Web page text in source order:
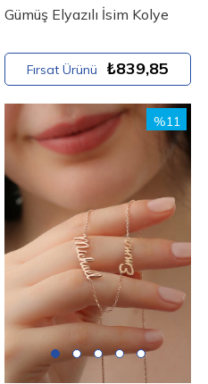
Gümüş Elyazılı İsim Kolye
Fırsat Ürünü ₺839,85
%11